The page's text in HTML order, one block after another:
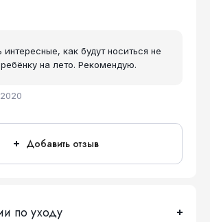
как будут носиться не
на лето. Рекомендую.
Добавить отзыв
по уходу